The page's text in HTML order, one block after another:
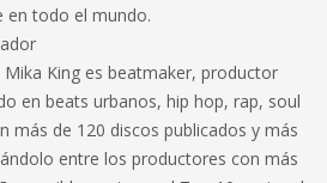
en todo el mundo.
King es beatmaker, productor
en beats urbanos, hip hop, rap, soul
más de 120 discos publicados y más
entre los productores con más